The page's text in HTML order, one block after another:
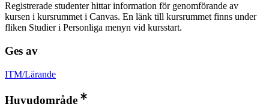
Registrerade studenter hittar information för genomförande av
kursen i kursrummet i Canvas. En länk till kursrummet finns under
fliken Studier i Personliga menyn vid kursstart.
Ges av
ITM/Lärande
Huvudområde